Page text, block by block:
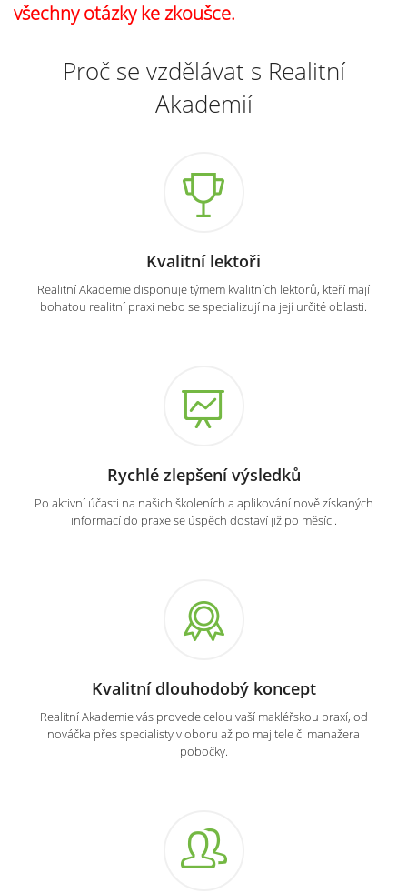
všechny otázky ke zkoušce.
Proč se vzdělávat s Realitní
Akademií
Kvalitní lektoři
Realitní Akademie disponuje týmem kvalitních lektorů, kteří mají
bohatou realitní praxi nebo se specializují na její určité oblasti.
Rychlé zlepšení výsledků
Po aktivní účasti na našich školeních a aplikování nově získaných
informací do praxe se úspěch dostaví již po měsíci.
Kvalitní dlouhodobý koncept
Realitní Akademie vás provede celou vaší makléřskou praxí, od
nováčka přes specialisty v oboru až po majitele či manažera
pobočky.